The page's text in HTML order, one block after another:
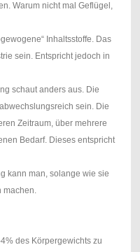
Warum nicht mal Geflügel,
Inhaltsstoffe. Das
sein. Entspricht jedoch in
schaut anders aus. Die
sein. Die
Zeitraum, über mehrere
Bedarf. Dieses entspricht
kann man, solange wie sie
machen.
des Körpergewichts zu